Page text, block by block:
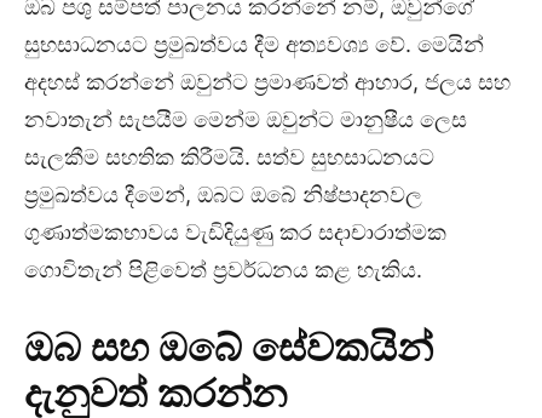
ඔබ පශු සම්පත් පාලනය කරන්නේ නම්, ඔවුන්ගේ
සුභසාධනයට ප්‍රමුඛත්වය දීම අත්‍යවශ්‍ය වේ. මෙයින්
අදහස් කරන්නේ ඔවුන්ට ප්‍රමාණවත් ආහාර, ජලය සහ
නවාතැන් සැපයීම මෙන්ම ඔවුන්ට මානුෂීය ලෙස
සැලකීම සහතික කිරීමයි. සත්ව සුභසාධනයට
ප්‍රමුඛත්වය දීමෙන්, ඔබට ඔබේ නිෂ්පාදනවල
ගුණාත්මකභාවය වැඩිදියුණු කර සදාචාරාත්මක
ගොවිතැන් පිළිවෙත් ප්‍රවර්ධනය කළ හැකිය.
ඔබ සහ ඔබේ සේවකයින්
දැනුවත් කරන්න